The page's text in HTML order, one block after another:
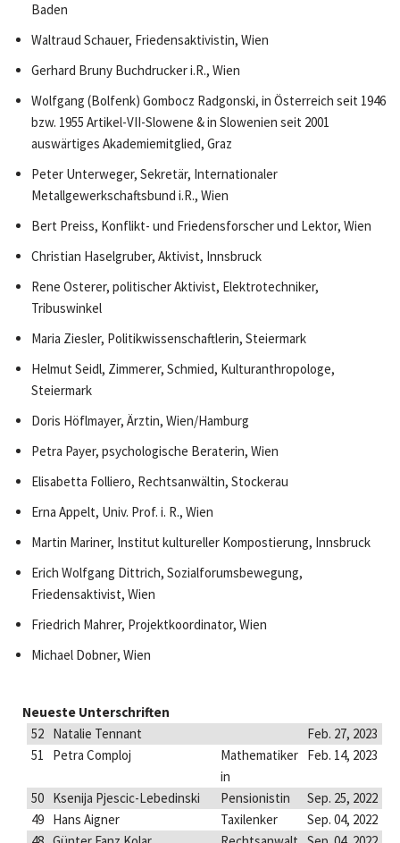
Baden
Waltraud Schauer, Friedensaktivistin, Wien
Gerhard Bruny Buchdrucker i.R., Wien
Wolfgang (Bolfenk) Gombocz Radgonski, in Österreich seit 1946
bzw. 1955 Artikel-VII-Slowene & in Slowenien seit 2001
auswärtiges Akademiemitglied, Graz
Peter Unterweger, Sekretär, Internationaler
Metallgewerkschaftsbund i.R., Wien
Bert Preiss, Konflikt- und Friedensforscher und Lektor, Wien
Christian Haselgruber, Aktivist, Innsbruck
Rene Osterer, politischer Aktivist, Elektrotechniker,
Tribuswinkel
Maria Ziesler, Politikwissenschaftlerin, Steiermark
Helmut Seidl, Zimmerer, Schmied, Kulturanthropologe,
Steiermark
Doris Höflmayer, Ärztin, Wien/Hamburg
Petra Payer, psychologische Beraterin, Wien
Elisabetta Folliero, Rechtsanwältin, Stockerau
Erna Appelt, Univ. Prof. i. R., Wien
Martin Mariner, Institut kultureller Kompostierung, Innsbruck
Erich Wolfgang Dittrich, Sozialforumsbewegung,
Friedensaktivist, Wien
Friedrich Mahrer, Projektkoordinator, Wien
Michael Dobner, Wien
Neueste Unterschriften
52 Natalie Tennant
Feb. 27, 2023
51
Petra Comploj
Mathematiker
in
Feb. 14, 2023
50 Ksenija Pjescic-Lebedinski Pensionistin
Sep. 25, 2022
49 Hans Aigner Taxilenker
Sep. 04, 2022